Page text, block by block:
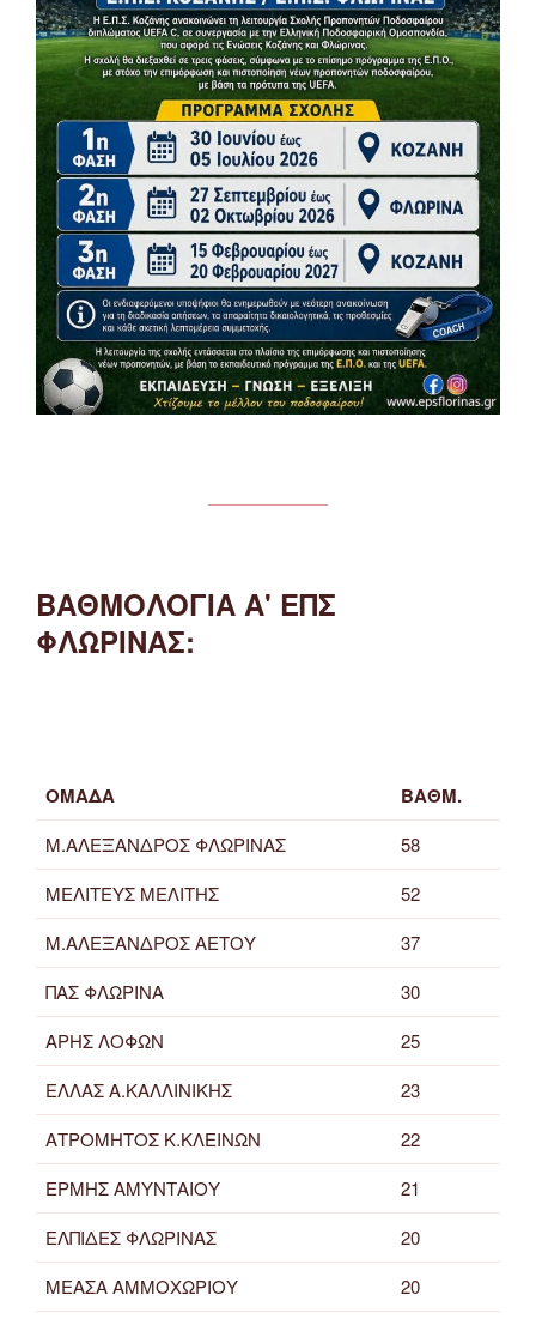
ΒΑΘΜΟΛΟΓΙΑ Α' ΕΠΣ
ΦΛΩΡΙΝΑΣ:
ΟΜΑΔΑ ΒΑΘΜ.
Μ.ΑΛΕΞΑΝΔΡΟΣ ΦΛΩΡΙΝΑΣ
58
ΜΕΛΙΤΕΥΣ ΜΕΛΙΤΗΣ
52
Μ.ΑΛΕΞΑΝΔΡΟΣ ΑΕΤΟΥ
37
ΠΑΣ ΦΛΩΡΙΝΑ
30
ΑΡΗΣ ΛΟΦΩΝ
25
ΕΛΛΑΣ Α.ΚΑΛΛΙΝΙΚΗΣ
23
ΑΤΡΟΜΗΤΟΣ Κ.ΚΛΕΙΝΩΝ
22
ΕΡΜΗΣ ΑΜΥΝΤΑΙΟΥ
21
ΕΛΠΙΔΕΣ ΦΛΩΡΙΝΑΣ
20
ΜΕΑΣΑ ΑΜΜΟΧΩΡΙΟΥ
20